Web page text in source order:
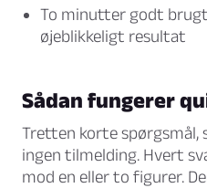
To minutter godt
øjeblikkeligt resultat
Sådan fungerer
Tretten korte spørgsmål,
ingen tilmelding. Hvert
mod en eller to figurer.